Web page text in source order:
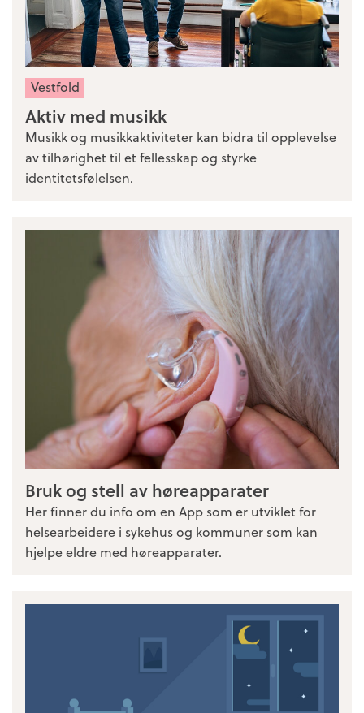
Vestfold
Aktiv med musikk
Musikk og musikkaktiviteter kan bidra til opplevelse
av tilhørighet til et fellesskap og styrke
identitetsfølelsen.
Bruk og stell av høreapparater
Her finner du info om en App som er utviklet for
helsearbeidere i sykehus og kommuner som kan
hjelpe eldre med høreapparater.